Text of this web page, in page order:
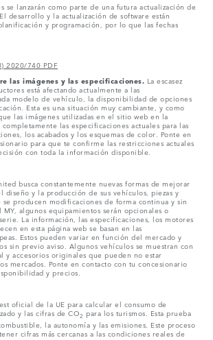
se lanzarán como parte de una futura actualización de
desarrollo y la actualización de software están
y programación, por lo que las fechas
2020/740 PDF
las imágenes y las especificaciones. La escasez
está afectando actualmente a las
modelo de vehículo, la disponibilidad de opciones
Esta es una situación muy cambiante, y como
las imágenes utilizadas en el sitio web en la
las especificaciones actuales para las
los acabados y los esquemas de color. Ponte en
para que te confirme las restricciones actuales
con toda la información disponible.
busca constantemente nuevas formas de mejorar
diseño y la producción de sus vehículos, piezas y
producen modificaciones de forma continua y sin
algunos equipamientos serán opcionales o
La información, las especificaciones, los motores
en esta página web se basan en las
Estos pueden variar en función del mercado y
sin previo aviso. Algunos vehículos se muestran con
y accesorios originales que pueden no estar
mercados. Ponte en contacto con tu concesionario
y precios.
oficial de la UE para calcular el consumo de
y las cifras de CO2 para los turismos. Esta prueba
la autonomía y las emisiones. Este proceso
cifras más cercanas a las condiciones reales de